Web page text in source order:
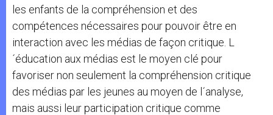
les enfants de la compréhension et des
compétences nécessaires pour pouvoir être en
interaction avec les médias de façon critique. L
´éducation aux médias est le moyen clé pour
favoriser non seulement la compréhension critique
des médias par les jeunes au moyen de l´analyse,
mais aussi leur participation critique comme